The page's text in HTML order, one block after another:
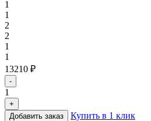
1
1
2
2
1
1
13210 ₽
-
1
+
Добавить заказ
Купить в 1 клик